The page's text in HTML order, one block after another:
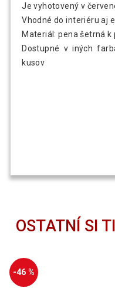
Je vyhotovený v
Vhodné do interiéru aj
Materiál: pena šetrná k
Dostupné v iných
kusov
OSTATNÍ SI
-46 %